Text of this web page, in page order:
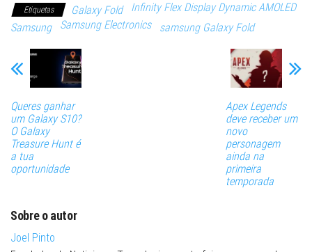
Etiquetas Galaxy Fold
Infinity Flex Display Dynamic AMOLED
Samsung
Samsung Electronics samsung Galaxy Fold
Queres ganhar
um Galaxy S10?
O Galaxy
Treasure Hunt é
a tua
oportunidade
Apex Legends
deve receber um
novo
personagem
ainda na
primeira
temporada
Sobre o autor
Joel Pinto